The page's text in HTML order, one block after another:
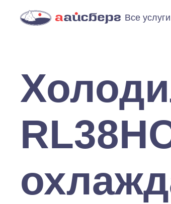
Все услуги